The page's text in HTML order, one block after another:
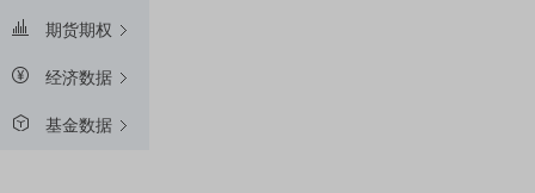
期货期权
经济数据
基金数据